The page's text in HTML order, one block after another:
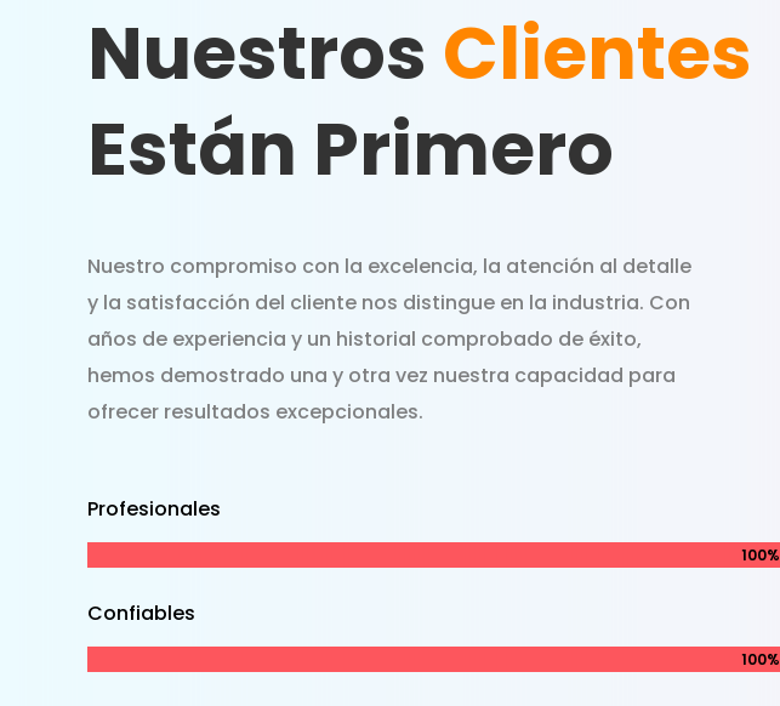
Nuestros Clientes
Están Primero
Nuestro compromiso con la excelencia, la atención al detalle
y la satisfacción del cliente nos distingue en la industria. Con
años de experiencia y un historial comprobado de éxito,
hemos demostrado una y otra vez nuestra capacidad para
ofrecer resultados excepcionales.
Profesionales
100%
100%
Confiables
100%
100%